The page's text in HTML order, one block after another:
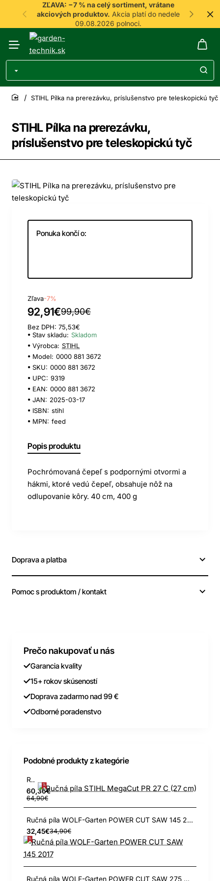
ZĽAVA: −7 % na celý sortiment, vrátane
akciových produktov. Akcia platí do nedele
09.08.2026 polnoci.
STIHL Pílka na prerezávku,
príslušenstvo pre teleskopickú tyč
home
STIHL Pílka na prerezávku, príslušenstvo pre teleskopickú tyč
Ponuka končí o:
Zľava-7%
92,91€99,90€
Bez DPH: 75,53€
Stav skladu: Skladom
Výrobca: STIHL
Model: 0000 881 3672
SKU: 0000 881 3672
UPC: 9319
EAN: 0000 881 3672
JAN: 2025-03-17
ISBN: stihl
MPN: feed
Popis produktu
Pochrómovaná čepeľ s podpornými otvormi a
hákmi, ktoré vedú čepeľ, obsahuje nôž na
odlupovanie kôry. 40 cm, 400 g
Doprava a platba
Pomoc s produktom / kontakt
Prečo nakupovať u nás
Garancia kvality
15+ rokov skúseností
Doprava zadarmo nad 99 €
Odborné poradenstvo
Podobné produkty z kategórie
Ručná píla STIHL MegaCut PR 27 C (27 cm)
60,36€
64,90€
Ručná píla WOLF-Garten POWER CUT SAW 145 2017
32,45€34,90€
Ručná píla WOLF-Garten POWER CUT SAW 275 2017